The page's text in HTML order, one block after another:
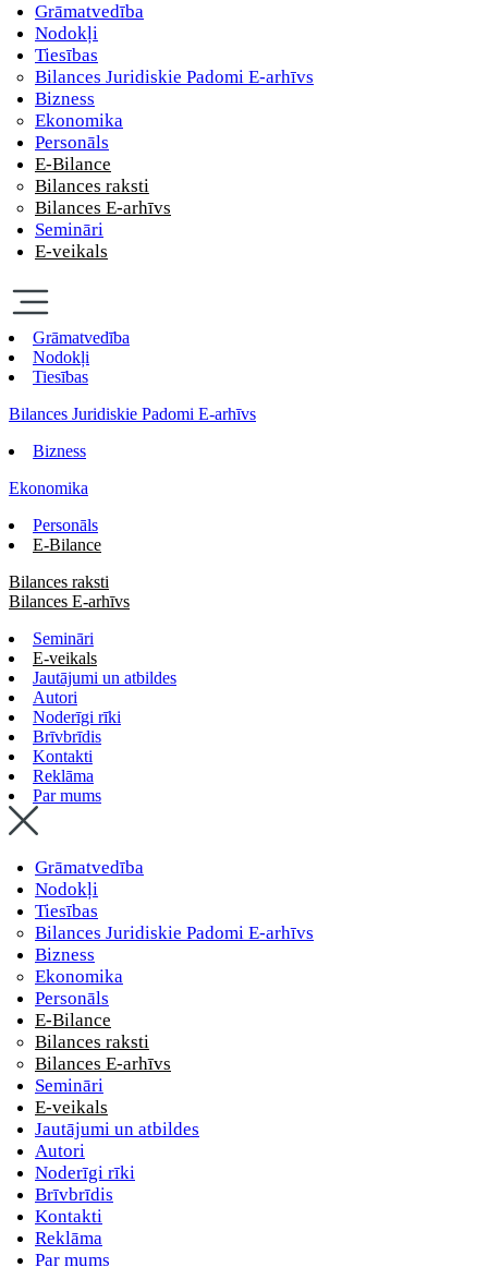
Grāmatvedība
Nodokļi
Tiesības
Bilances Juridiskie Padomi E-arhīvs
Bizness
Ekonomika
Personāls
E-Bilance
Bilances raksti
Bilances E-arhīvs
Semināri
E-veikals
Grāmatvedība
Nodokļi
Tiesības
Bilances Juridiskie Padomi E-arhīvs
Bizness
Ekonomika
Personāls
E-Bilance
Bilances raksti
Bilances E-arhīvs
Semināri
E-veikals
Jautājumi un atbildes
Autori
Noderīgi rīki
Brīvbrīdis
Kontakti
Reklāma
Par mums
Grāmatvedība
Nodokļi
Tiesības
Bilances Juridiskie Padomi E-arhīvs
Bizness
Ekonomika
Personāls
E-Bilance
Bilances raksti
Bilances E-arhīvs
Semināri
E-veikals
Jautājumi un atbildes
Autori
Noderīgi rīki
Brīvbrīdis
Kontakti
Reklāma
Par mums